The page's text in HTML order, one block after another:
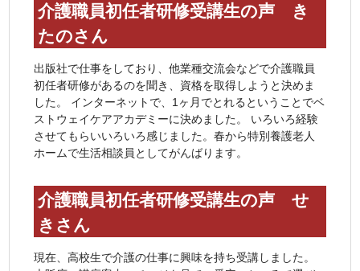
介護職員初任者研修受講生の声 き
たのさん
出版社で仕事をしており、他業種交流会などで介護職員
初任者研修があるのを聞き、資格を取得しようと決めま
した。 インターネットで、1ヶ月でとれるということでベ
ストウェイケアアカデミーに決めました。 いろいろ経験
させてもらいいろいろ感じました。春から特別養護老人
ホームで生活相談員としてがんばります。
介護職員初任者研修受講生の声 せ
きさん
現在、高校生で介護の仕事に興味を持ち受講しました。